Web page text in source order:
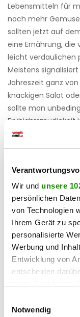
Wir und unsere
persönlichen
von Technologien
Ihrem Gerät zu
personalisierte
Werbung und
Entwicklung von
entscheiden
Trigger Symbol
Notwendig
Lebensmitteln für
noch mehr
sollten jetzt auf
eine Ernährung,
leicht verdaulichen
Meistens
Jahreszeit ganz
knackigen Salat
sollte man
Frühjahrsmüdigkeit
gestern.
Feedback zu
teilen